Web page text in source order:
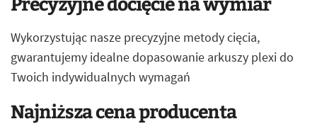
Wykorzystując nasze precyzyjne metody cięcia,
gwarantujemy idealne dopasowanie arkuszy plexi do
Twoich indywidualnych wymagań
Najniższa cena producenta